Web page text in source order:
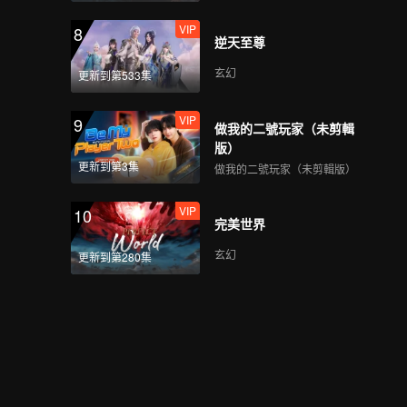
8
更新到第533集
VIP
逆天至尊
玄幻
9
更新到第3集
VIP
做我的二號玩家（未剪輯
版）
做我的二號玩家（未剪輯版）
10
更新到第280集
VIP
完美世界
玄幻